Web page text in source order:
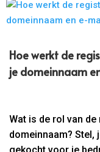
Hoe werkt de
je domeinnaam
Wat is de rol van
domeinnaam? Stel,
gekocht voor je